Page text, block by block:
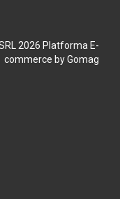
2026 Platforma E-
commerce by Gomag